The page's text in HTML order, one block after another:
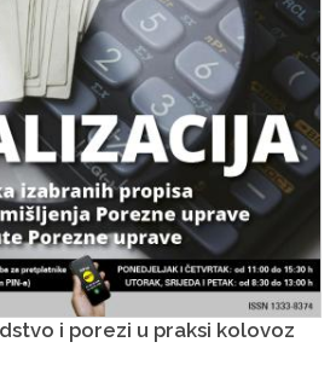
i porezi u praksi kolovoz